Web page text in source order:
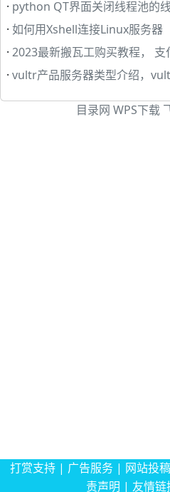
· python QT界面关闭线程池的
· 如何用Xshell连接Linux服务器
· 2023最新搬瓦工购买教程，
· vultr产品服务器类型介绍，
目录网 WPS下载
打赏支持| 广告服务| 网站投稿
责声明 | 友情链